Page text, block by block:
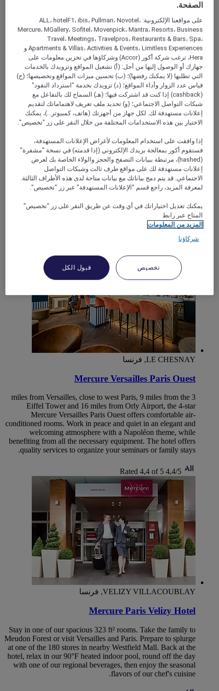
4,4/5
VERSAILLES, فرنسا
Mercure Versailles Chateau Hotel
In the heart of historic and commercial Montbauron, Mercure
Versailles Chateau ensures a calm stay in a charming hotel.
With 60 rooms fully renovated in 2020, our hotel still has a
family feel. Enjoy produce from local businesses for breakfast
and meal options from our Boutique Gourmande. Make
traveling easier with our private car park available on
reservation, 10 spots excl. people carriers and 4x4s.
4,6/5
LE CHESNAY, فرنسا
Mercure Versailles Paris Ouest
3 miles from Versailles, close to west Paris, 9 miles from the
Eiffel Tower and 16 miles from Orly Airport, the 4-star
Mercure Versailles Paris Ouest offers comfortable air-
conditioned rooms. Work in peace and quiet in an elegant and
welcoming atmosphere with a Napoléon theme, while
benefiting from all the necessary equipment. The hotel offers
quality services to organize your seminars or family stays.
4,4/5
Rated 4,4 of 5
VELIZY VILLACOUBLAY, فرنسا
Mercure Paris Velizy Hotel
Stay in one of our spacious 323 ft² rooms. Take the family to
Meudon Forest or visit Versailles and Paris. Prepare to splurge
at one of the 180 stores in nearby Westfield Mall. Back at the
hotel, relax in our 90°F heated indoor pool, round off the day
with one of our regional beverages, then enjoy the seasonal
flavors of our chef's cuisine.
الصفحة.
على مواقعنا الإلكترونية: ALL، hotelF1، ibis، Pullman، Novotel،
Mercure، MGallery، Sofitel، Movenpick، Mantra، Resorts، Business
Travel، Meetings، Travelpros، Restaurants & Bars، Spa،
Apartments & Villas، Activities & Events، Limitless Experiences و
Hera، ترغب شركة أكور (Accor) وشركاؤها في تخزين معلومات على
جهازك أو الوصول إليها من أجل: (أ) تشغيل المواقع وتزويدك بالخدمات
التي تطلبها (لا يمكنك رفضها)؛ (ب) تحسين ميزات المواقع وتخصيصها؛ (ج)
قياس عدد الزوار وأداء المواقع؛ (د) تزويدك بخدمة "استرداد النقود"
(cashback) إذا كنت قد اشتركت فيها؛ (هـ) السماح لك بالتفاعل مع
شبكات التواصل الاجتماعي؛ (و) تحديد ملف تعريف لاهتماماتك لتقديم
إعلانات مستهدفة لك. لكل جهاز من أجهزتك (هاتف، كمبيوتر...)، يمكنك
الاختيار بين هذه الاستخدامات المختلفة من خلال النقر على زر "تخصيص".
إذا وافقت على استخدام المعلومات لأغراض الإعلانات المستهدفة،
فستقوم أكور بمعالجة بريدك الإلكتروني (إذا قدمته) في نسخة "مشفرة"
(hashed)، مرتبطة ببيانات التصفح والحجز والولاء الخاصة بك لعرض
إعلانات مستهدفة لك على مواقع طرف ثالث وشبكات التواصل
الاجتماعي. قد يتم دمج بياناتك مع بيانات متاحة لدى هذه الأطراف الثالثة.
لمعرفة المزيد، راجع قسم "الإعلانات المستهدفة" عبر زر "تخصيص".
يمكنك تعديل اختياراتك في أي وقت عن طريق النقر على زر "تخصيص"
المتاح عبر رابط
المزيد من المعلومات
شركاؤنا
تخصيص قبول الكل